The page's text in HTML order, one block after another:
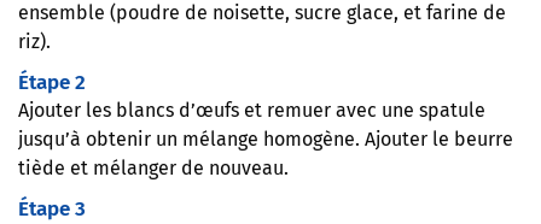
ensemble (poudre de noisette, sucre glace, et farine de
riz).
Étape 2
Ajouter les blancs d’œufs et remuer avec une spatule
jusqu’à obtenir un mélange homogène. Ajouter le beurre
tiède et mélanger de nouveau.
Étape 3